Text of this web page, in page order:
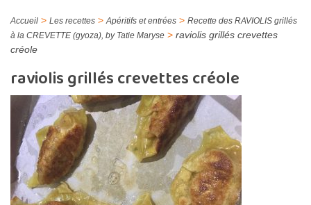
Accueil > Les recettes > Apéritifs et entrées > Recette des RAVIOLIS grillés
à la CREVETTE (gyoza), by Tatie Maryse > raviolis grillés crevettes
créole
raviolis grillés crevettes créole